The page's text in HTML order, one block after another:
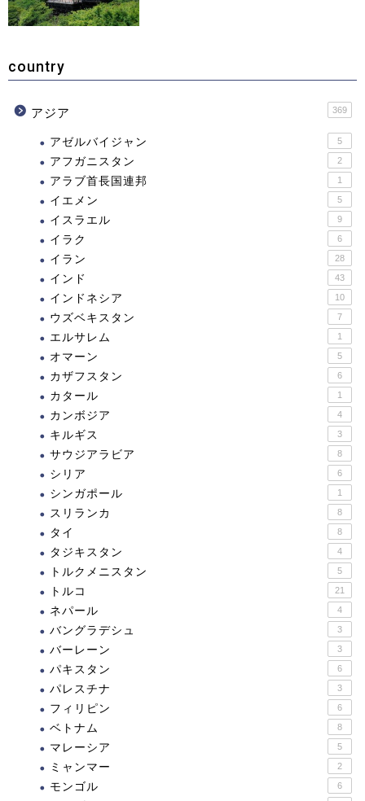
country
アジア 369
アゼルバイジャン 5
アフガニスタン 2
アラブ首長国連邦 1
イエメン 5
イスラエル 9
イラク 6
イラン 28
インド 43
インドネシア 10
ウズベキスタン 7
エルサレム 1
オマーン 5
カザフスタン 6
カタール 1
カンボジア 4
キルギス 3
サウジアラビア 8
シリア 6
シンガポール 1
スリランカ 8
タイ 8
タジキスタン 4
トルクメニスタン 5
トルコ 21
ネパール 4
バングラデシュ 3
バーレーン 3
パキスタン 6
パレスチナ 3
フィリピン 6
ベトナム 8
マレーシア 5
ミャンマー 2
モンゴル 6